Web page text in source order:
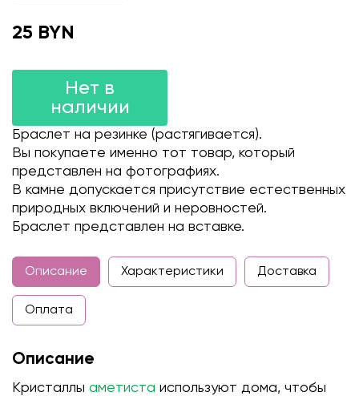
25 BYN
Нет в
наличии
Браслет на резинке (растягивается).
Вы покупаете именно тот товар, который
представлен на фотографиях.
В камне допускается присутствие естественных
природных включений и неровностей.
Браслет представлен на вставке.
Описание Характеристики Доставка
Оплата
Описание
Кристаллы аметиста используют дома, чтобы